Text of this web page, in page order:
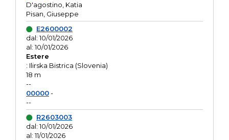
D'agostino, Katia
Pisan, Giuseppe
E2600002
dal: 10/01/2026
al: 10/01/2026
Estere
: Ilirska Bistrica (Slovenia)
18 m
--
00000-
--
R2603003
dal: 10/01/2026
al: 11/01/2026